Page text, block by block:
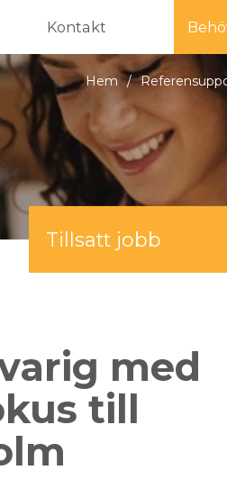
Kontakt
Hem /
Tillsatt jobb
med
till